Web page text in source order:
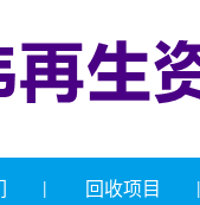
回收项目